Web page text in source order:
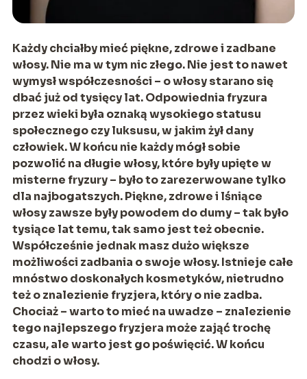
Każdy chciałby mieć piękne, zdrowe i zadbane
włosy. Nie ma w tym nic złego. Nie jest to nawet
wymysł współczesności – o włosy starano się
dbać już od tysięcy lat. Odpowiednia fryzura
przez wieki była oznaką wysokiego statusu
społecznego czy luksusu, w jakim żył dany
człowiek. W końcu nie każdy mógł sobie
pozwolić na długie włosy, które były upięte w
misterne fryzury – było to zarezerwowane tylko
dla najbogatszych. Piękne, zdrowe i lśniące
włosy zawsze były powodem do dumy – tak było
tysiące lat temu, tak samo jest też obecnie.
Współcześnie jednak masz dużo większe
możliwości zadbania o swoje włosy. Istnieje całe
mnóstwo doskonałych kosmetyków, nietrudno
też o znalezienie fryzjera, który o nie zadba.
Chociaż – warto to mieć na uwadze – znalezienie
tego najlepszego fryzjera może zająć trochę
czasu, ale warto jest go poświęcić. W końcu
chodzi o włosy.